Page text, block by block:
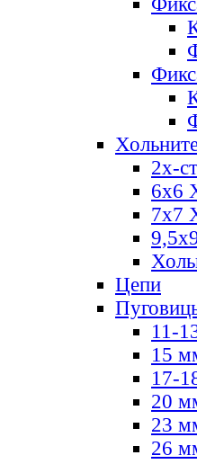
2х-
6х6
7х7
Цепи
11-
15
17-
20
23
26